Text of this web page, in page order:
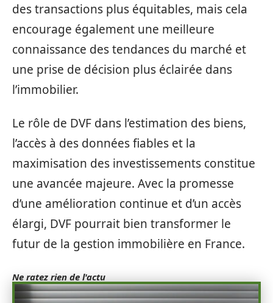
des transactions plus équitables, mais cela
encourage également une meilleure
connaissance des tendances du marché et
une prise de décision plus éclairée dans
l’immobilier.
Le rôle de DVF dans l’estimation des biens,
l’accès à des données fiables et la
maximisation des investissements constitue
une avancée majeure. Avec la promesse
d’une amélioration continue et d’un accès
élargi, DVF pourrait bien transformer le
futur de la gestion immobilière en France.
Ne ratez rien de l'actu